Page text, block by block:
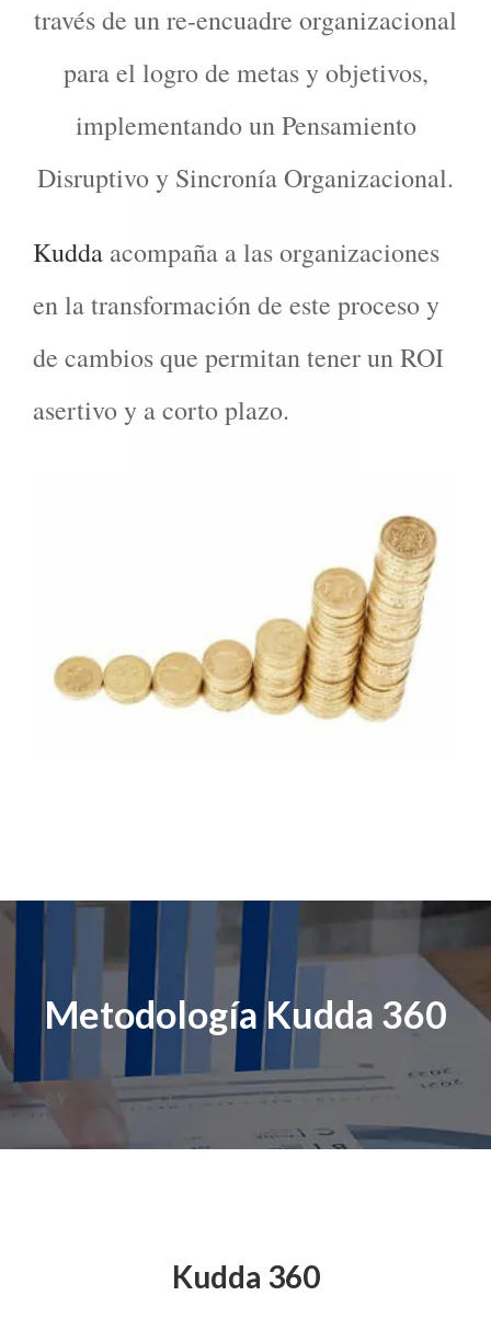
través de un re-encuadre organizacional
para el logro de metas y objetivos,
implementando un Pensamiento
Disruptivo y Sincronía Organizacional.
Kudda acompaña a las organizaciones
en la transformación de este proceso y
de cambios que permitan tener un ROI
asertivo y a corto plazo.
Metodología Kudda 360
Kudda 360